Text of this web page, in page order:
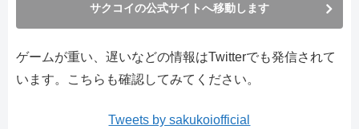
サクコイの公式サイトへ移動します
ゲームが重い、遅いなどの情報はTwitterでも発信されて
います。こちらも確認してみてください。
Tweets by sakukoiofficial